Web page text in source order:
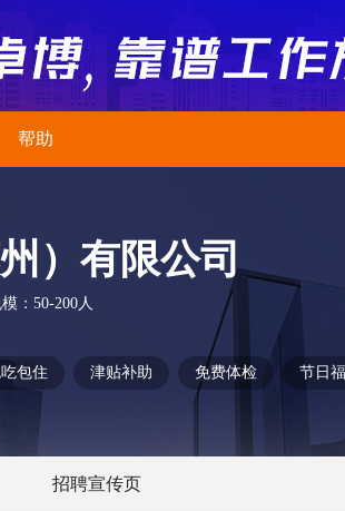
帮助
）有限公司
： 50-200人
包住 津贴补助 免费体检 节日
招聘宣传页